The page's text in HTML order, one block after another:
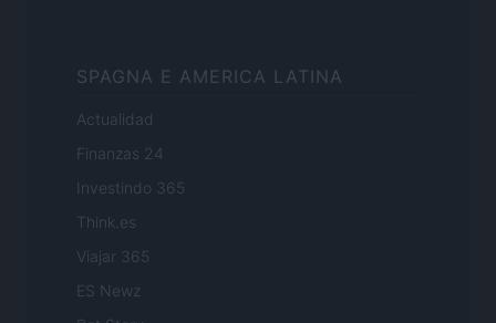
SPAGNA E AMERICA LATINA
Actualidad
Finanzas 24
Investindo 365
Think.es
Viajar 365
ES Newz